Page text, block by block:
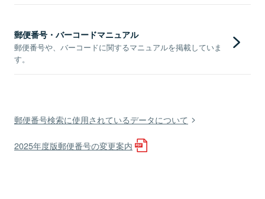
郵便番号・バーコードマニュアル
郵便番号や、バーコードに関するマニュアルを掲載していま
す。
郵便番号検索に使用されているデータについて
2025年度版郵便番号の変更案内